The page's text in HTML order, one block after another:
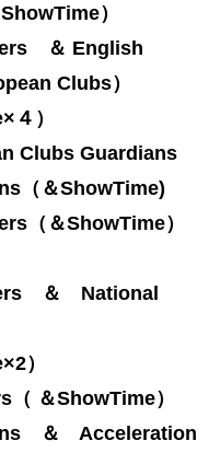
）
＆ English
Clubs）
）
Clubs Guardians
（＆ShowTime)
（＆ShowTime）
＆ National
）
＆ShowTime）
＆ Acceleration